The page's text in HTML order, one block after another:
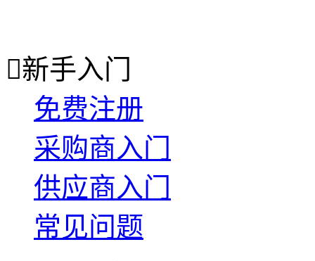
新手入门
免费注册
采购商入门
供应商入门
常见问题